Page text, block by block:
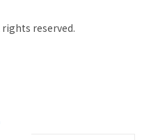
rights reserved.